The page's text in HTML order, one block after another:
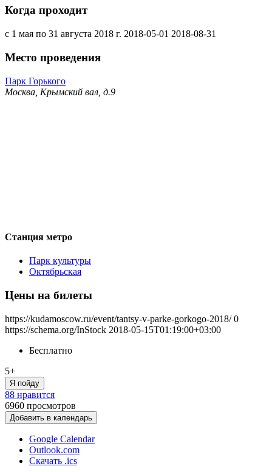
Когда проходит
с 1 мая по 31 августа 2018 г. 2018-05-01 2018-08-31
Место проведения
Парк Горького
Москва, Крымский вал, д.9
Станция метро
Парк культуры
Октябрьская
Цены на билеты
https://kudamoscow.ru/event/tantsy-v-parke-gorkogo-2018/ 0
https://schema.org/InStock 2018-05-15T01:19:00+03:00
Бесплатно
5+
Я пойду
88 нравится
6960 просмотров
Добавить в календарь
Google Calendar
Outlook.com
Скачать .ics